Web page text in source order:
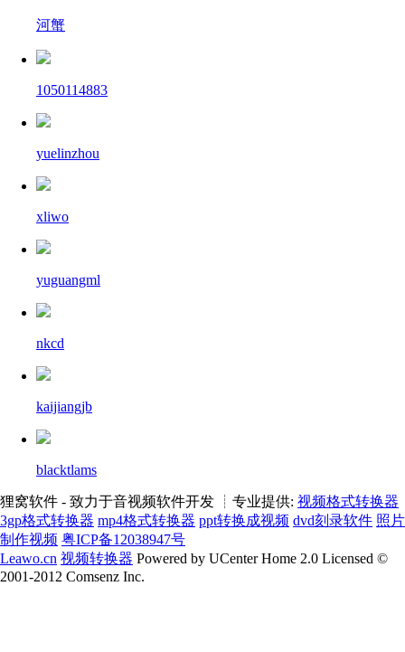
河蟹
1050114883
yuelinzhou
xliwo
yuguangml
nkcd
kaijiangjb
blacktlams
狸窝软件 - 致力于音视频软件开发 ┊专业提供: 视频格式转换器
3gp格式转换器 mp4格式转换器 ppt转换成视频 dvd刻录软件 照片
制作视频 粤ICP备12038947号
Leawo.cn 视频转换器 Powered by UCenter Home 2.0 Licensed ©
2001-2012 Comsenz Inc.